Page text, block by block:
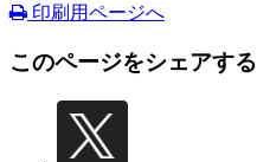
印刷用ページへ
このページをシェアする